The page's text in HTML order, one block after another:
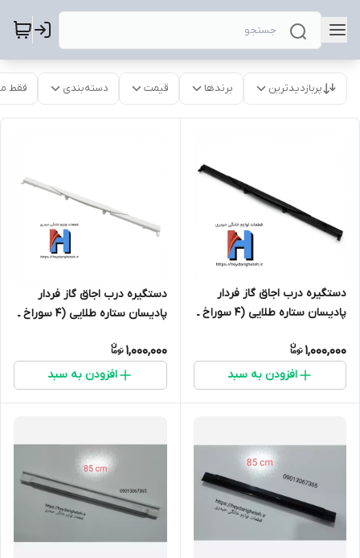
پربازدیدترین برندها قیمت دسته‌بندی فقط
دستگیره درب اجاق گاز فردار
پادیسان ستاره طلایی (4 سوراخ ـ
1,000,000
افزودن به سبد
دستگیره درب اجاق گاز فردار
پادیسان ستاره طلایی (4 سوراخ ـ
1,000,000
افزودن به سبد